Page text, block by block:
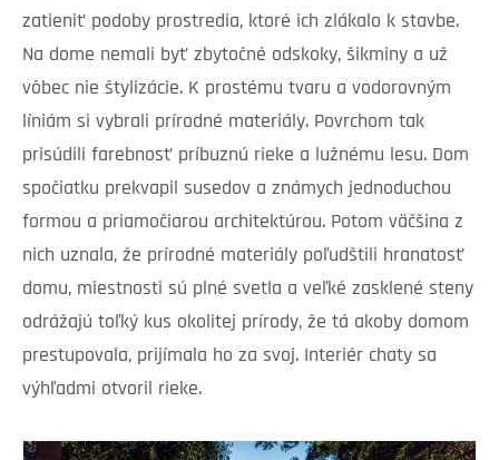
zatieniť podoby prostredia, ktoré ich zlákalo k stavbe.
Na dome nemali byť zbytočné odskoky, šikminy a už
vôbec nie štylizácie. K prostému tvaru a vodorovným
líniám si vybrali prírodné materiály. Povrchom tak
prisúdili farebnosť príbuznú rieke a lužnému lesu. Dom
spočiatku prekvapil susedov a známych jednoduchou
formou a priamočiarou architektúrou. Potom väčšina z
nich uznala, že prírodné materiály poľudštili hranatosť
domu, miestnosti sú plné svetla a veľké zasklené steny
odrážajú toľký kus okolitej prírody, že tá akoby domom
prestupovala, prijímala ho za svoj. Interiér chaty sa
výhľadmi otvoril rieke.